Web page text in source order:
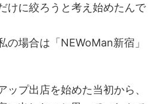
けに絞ろうと考え始めたんで
の場合は「NEWoMan新宿」
ップ出店を始めた当初から、